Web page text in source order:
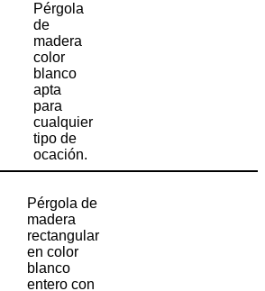
Pérgola
de
madera
color
blanco
apta
para
cualquier
tipo de
ocación.
Pérgola de
madera
rectangular
en color
blanco
entero con